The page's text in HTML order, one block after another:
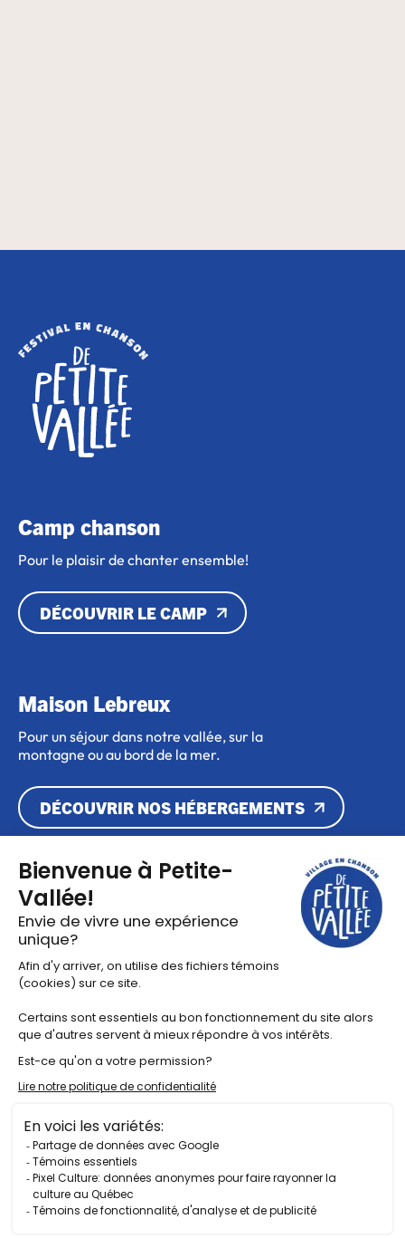
Camp chanson
Pour le plaisir de chanter ensemble!
DÉCOUVRIR LE CAMP
Maison Lebreux
Pour un séjour dans notre vallée, sur la
montagne ou au bord de la mer.
DÉCOUVRIR NOS HÉBERGEMENTS
Lien vers Facebook
Lien vers Instagram
Lien vers XLien vers Youtube
Lien vers Linkedin
Programmation
Édition 2025
Spectacles à l’année
Infos pratiques
FAQ